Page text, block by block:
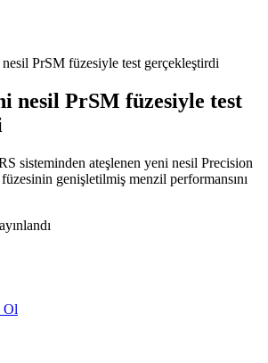
PrSM füzesiyle test gerçekleştirdi
nesil PrSM füzesiyle test
sisteminden ateşlenen yeni nesil Precision
genişletilmiş menzil performansını
Ol